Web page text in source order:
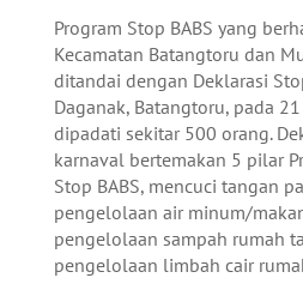
Program Stop BABS yang
Kecamatan Batangtoru dan
ditandai dengan Deklarasi
Daganak, Batangtoru, pada
dipadati sekitar 500 orang.
karnaval bertemakan 5 pilar
Stop BABS, mencuci tangan
pengelolaan air minum/
pengelolaan sampah rumah
pengelolaan limbah cair